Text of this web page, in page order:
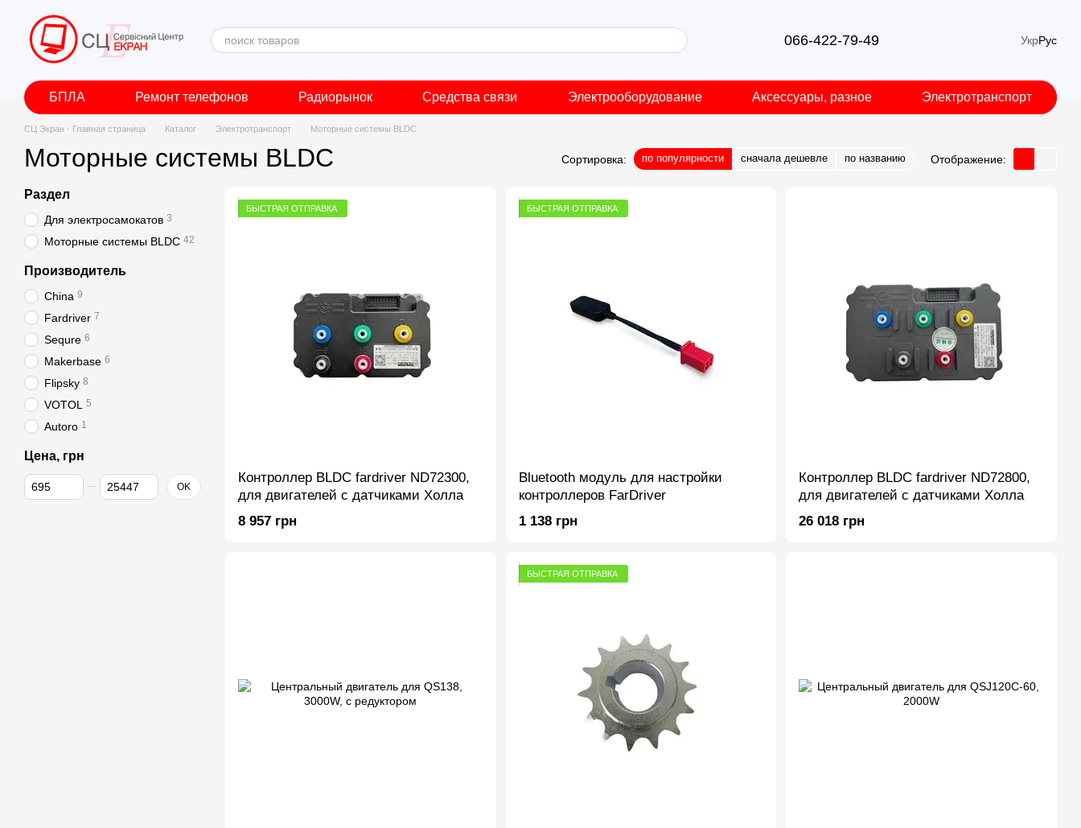
Перейти к основному контенту
066-422-79-49 УкрРус
БПЛА Ремонт телефонов Радиорынок Средства связи Электрооборудование Аксессуары, разное Электротранспорт
СЦ Экран - Главная страница Каталог Электротранспорт Моторные системы BLDC
Моторные системы BLDC Сортировка: по популярности сначала дешевле по названию Отображение:
БЫСТРАЯ ОТПРАВКА
Контроллер BLDC fardriver ND72300,
для двигателей с датчиками Холла
8 957 грн
БЫСТРАЯ ОТПРАВКА
Bluetooth модуль для настройки
контроллеров FarDriver
1 138 грн
Контроллер BLDC fardriver ND72800,
для двигателей с датчиками Холла
26 018 грн
БЫСТРАЯ ОТПРАВКА
Раздел
Для электросамокатов 3
Моторные системы BLDC 42
Производитель
China 9
Fardriver 7
Sequre 6
Makerbase 6
Flipsky 8
VOTOL 5
Autoro 1
Цена, грн
От Цена, грн
До Цена, грн OK